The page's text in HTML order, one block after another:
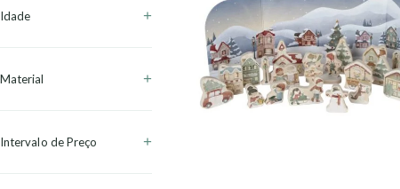
Idade
Material
Intervalo de Preço